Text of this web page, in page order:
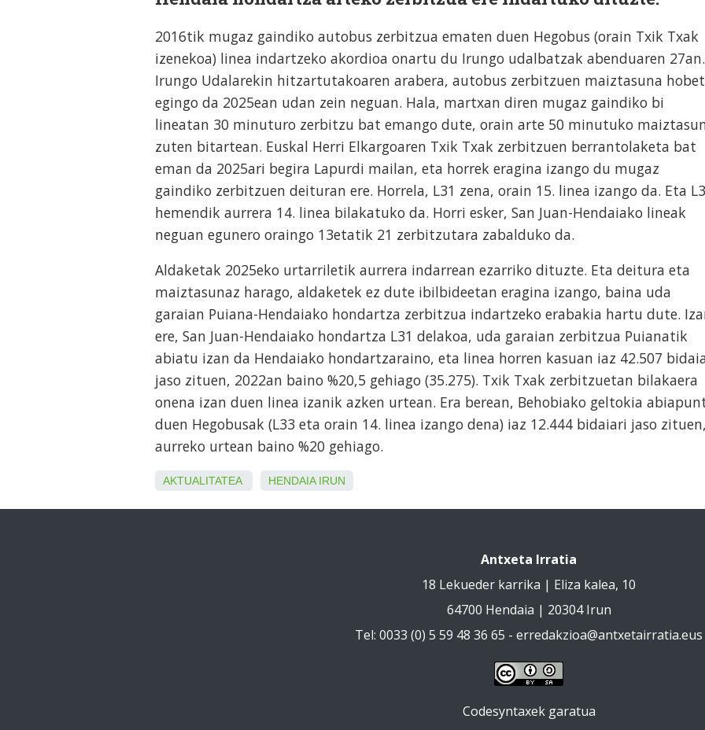
2016tik mugaz gaindiko autobus zerbitzua ematen duen Hegobus (orain Txik Txak
izenekoa) linea indartzeko akordioa onartu du Irungo udalbatzak abenduaren 27an.
Irungo Udalarekin hitzartutakoaren arabera, autobus zerbitzuen maiztasuna
egingo da 2025ean udan zein neguan. Hala, martxan diren mugaz gaindiko bi
lineatan 30 minuturo zerbitzu bat emango dute, orain arte 50 minutuko
zuten bitartean. Euskal Herri Elkargoaren Txik Txak zerbitzuen berrantolaketa bat
eman da 2025ari begira Lapurdi mailan, eta horrek eragina izango du mugaz
gaindiko zerbitzuen deituran ere. Horrela, L31 zena, orain 15. linea izango da. Eta
hemendik aurrera 14. linea bilakatuko da. Horri esker, San Juan-Hendaiako lineak
neguan egunero oraingo 13etatik 21 zerbitzutara zabalduko da.
Aldaketak 2025eko urtarriletik aurrera indarrean ezarriko dituzte. Eta deitura eta
maiztasunaz harago, aldaketek ez dute ibilbideetan eragina izango, baina uda
garaian Puiana-Hendaiako hondartza zerbitzua indartzeko erabakia hartu dute.
ere, San Juan-Hendaiako hondartza L31 delakoa, uda garaian zerbitzua Puianatik
abiatu izan da Hendaiako hondartzaraino, eta linea horren kasuan iaz 42.507
jaso zituen, 2022an baino %20,5 gehiago (35.275). Txik Txak zerbitzuetan bilakaera
onena izan duen linea izanik azken urtean. Era berean, Behobiako geltokia
duen Hegobusak (L33 eta orain 14. linea izango dena) iaz 12.444 bidaiari jaso zituen,
aurreko urtean baino %20 gehiago.
AKTUALITATEA HENDAIA IRUN
Antxeta Irratia
18 Lekueder karrika | Eliza kalea, 10
64700 Hendaia | 20304 Irun
Tel: 0033 (0) 5 59 48 36 65 - erredakzioa@antxetairratia.eus
Codesyntaxek garatua